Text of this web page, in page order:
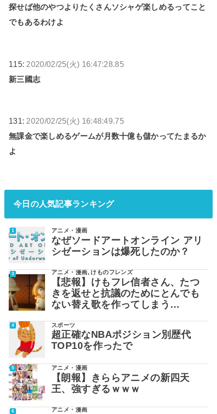
探せば他のやつよりたくさんソシャゲ楽しめるってこと
でもあるわけよ
115: 2020/02/25(火) 16:47:28.85
新三國志
131: 2020/02/25(火) 16:48:49.75
無課金で楽しめるゲームが月数十億も儲かってたまるか
よ
今日の人気記事ランキング
アニメ・漫画
なぜソードアートオンライン アリ
シゼーションは爆死したのか？
アニメ・漫画, けものフレンズ
【悲報】けもフレ信者さん、たつ
きを返せと抗議のためにとんでも
ない替え歌を作ってしまう…
スポーツ
超正確なNBAポジション別歴代
TOP10を作ったで
アニメ・漫画
【朗報】きららアニメの新四天
王、強すぎるｗｗｗ
アニメ・漫画